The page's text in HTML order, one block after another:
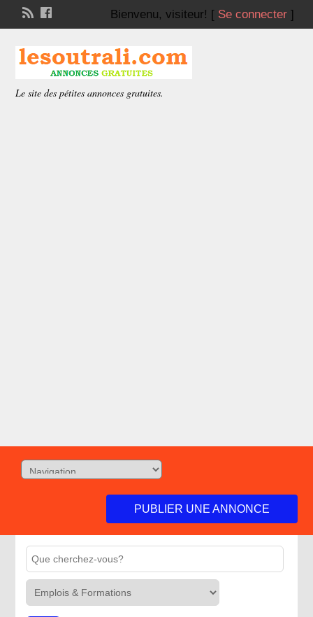
Bienvenu, visiteur! [ Se connecter]
Le site des pétites annonces gratuites.
PUBLIER UNE ANNONCE